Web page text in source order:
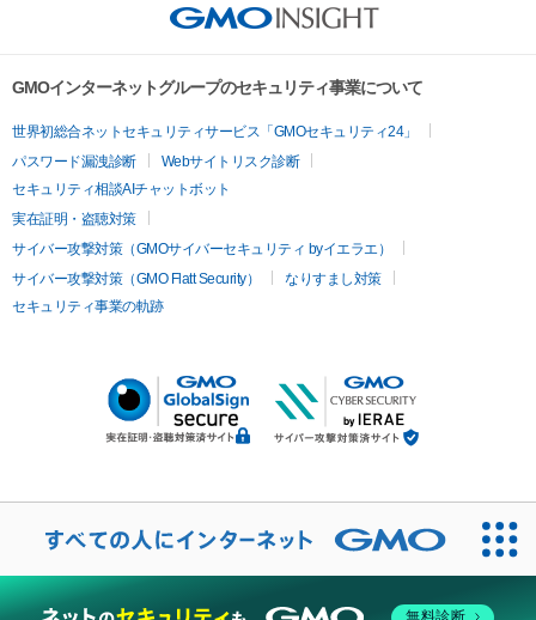
GMOインターネットグループのセキュリティ事業について
世界初総合ネットセキュリティサービス「GMOセキュリティ24」
パスワード漏洩診断
Webサイトリスク診断
セキュリティ相談AIチャットボット
実在証明・盗聴対策
サイバー攻撃対策（GMOサイバーセキュリティ byイエラエ）
サイバー攻撃対策（GMO Flatt Security）
なりすまし対策
セキュリティ事業の軌跡